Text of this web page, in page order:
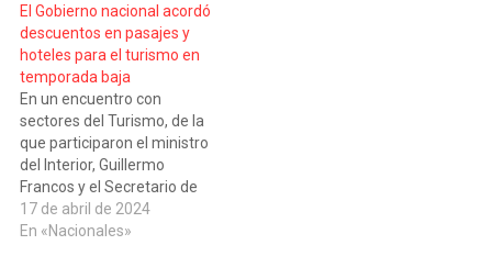
Naranja X, señala que
turrones y espumantes
fueron los artículos que
más subieron. Si bien los…
El Gobierno nacional acordó
descuentos en pasajes y
hoteles para el turismo en
temporada baja
En un encuentro con
sectores del Turismo, de la
que participaron el ministro
del Interior, Guillermo
Francos y el Secretario de
Turismo. Daniel Scioli,
acordaron rebajas del 30%
17 de abril de 2024
En «Nacionales»